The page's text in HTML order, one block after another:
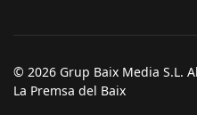
© 2026 Grup Baix Media S.L.
La Premsa del Baix